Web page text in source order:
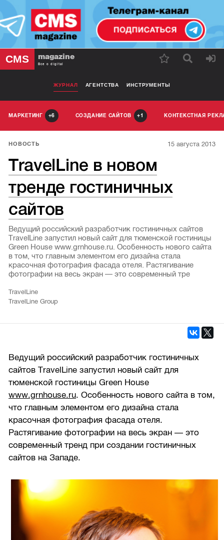
CMS magazine
Все о digital
ЖУРНАЛ АГЕНТСТВА ИНСТРУМЕНТЫ
МАРКЕТИНГ 6 СОЗДАНИЕ САЙТОВ 1 КОНТЕКСТНАЯ
НОВОСТЬ 15 августа 2013
TravelLine в новом
тренде гостиничных
сайтов
Ведущий российский разработчик гостиничных сайтов
TravelLine запустил новый сайт для тюменской гостиницы
Green House www.grnhouse.ru. Особенность нового сайта
в том, что главным элементом его дизайна стала
красочная фотография фасада отеля. Растягивание
фотографии на весь экран — это современный тре
TravelLine
TravelLine Group
Ведущий российский разработчик гостиничных
сайтов TravelLine запустил новый сайт для
тюменской гостиницы Green House
www.grnhouse.ru. Особенность нового сайта в том,
что главным элементом его дизайна стала
красочная фотография фасада отеля.
Растягивание фотографии на весь экран — это
современный тренд при создании гостиничных
сайтов на Западе.